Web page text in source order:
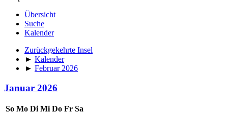
Übersicht
Suche
Kalender
Zurückgekehrte Insel
► Kalender
► Februar 2026
Januar 2026
So Mo Di Mi Do Fr Sa